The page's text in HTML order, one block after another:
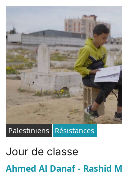
Palestiniens Résistances
Jour de classe
Ahmed Al Danaf - Rashid